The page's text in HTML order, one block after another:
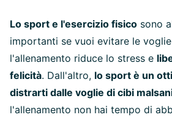
Lo sport e l'esercizio fisico sono
importanti se vuoi evitare le
l'allenamento riduce lo stress e
felicità. Dall'altro, lo sport è un
distrarti dalle voglie di cibi
l'allenamento non hai tempo di